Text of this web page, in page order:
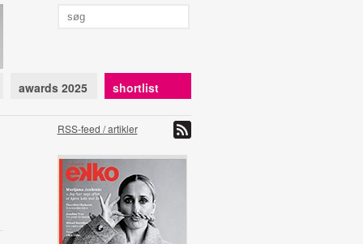
awards 2025 shortlist
RSS-feed / artikler